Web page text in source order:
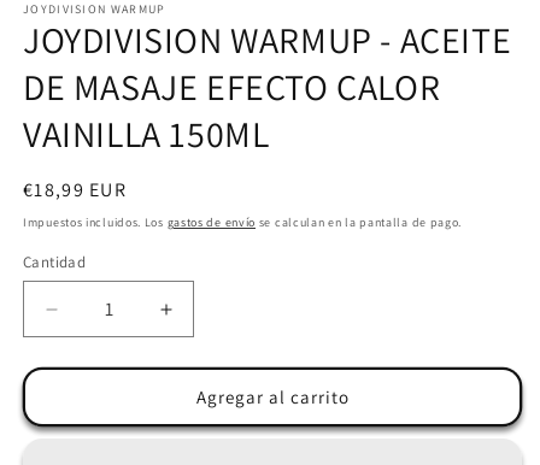
multimedia
en
ventana
modal
JOYDIVISION WARMUP
JOYDIVISION WARMUP - ACEITE
DE MASAJE EFECTO CALOR
VAINILLA 150ML
Precio
habitual
€18,99 EUR
Impuestos incluidos. Los gastos de envío se calculan en la pantalla de pago.
Cantidad
Reducir
cantidad
para
WARMUP
Aumentar
cantidad
para
JOYDIVISION
WARMUP
Agregar al carrito